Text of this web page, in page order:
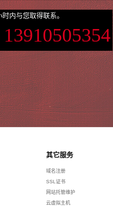
内与您取得联系。
其它服务
域名注册
SSL证书
网站托管维护
云虚拟主机